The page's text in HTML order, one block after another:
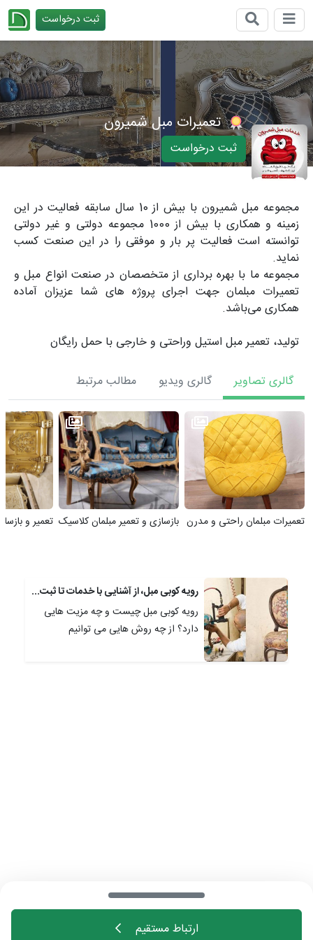
ثبت درخواست
تعمیرات مبل شمیرون
ثبت درخواست
مجموعه مبل شمیرون با بیش از 10 سال سابقه فعالیت در این
زمینه و همکاری با بیش از 1000 مجموعه دولتی و غیر دولتی
توانسته است فعالیت پر بار و موفقی را در این صنعت کسب
نماید.
مجموعه ما با بهره برداری از متخصصان در صنعت انواع مبل و
تعمیرات مبلمان جهت اجرای پروژه های شما عزیزان آماده
همکاری می‌باشد.
تولید، تعمیر مبل استیل وراحتی و خارجی با حمل رایگان
گالری تصاویر گالری ویدیو مطالب مرتبط
تعمیرات مبلمان راحتی و مدرن بازسازی و تعمیر مبلمان کلاسیک تعمیر و
رویه کوبی مبل، از آشنایی با خدمات تا ثبت سفارش
رویه کوبی مبل چیست و چه مزیت هایی
دارد؟ از چه روش هایی می توانیم
ارتباط مستقیم